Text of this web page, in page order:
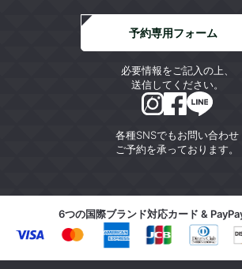
各種SNSでもお問い合わせ
ご予約を承っております。
予約専用フォーム
必要情報をご記入の上、
送信してください。
6つの国際ブランド対応カード &